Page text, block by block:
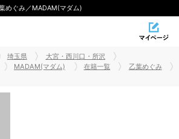
めぐみ／MADAM(マダム)
埼玉県
大宮・西川口・所沢
MADAM(マダム) 在籍一覧
乙葉めぐみ